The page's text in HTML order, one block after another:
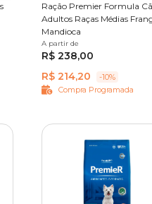
Ração Premier Formula
Adultos Raças Médias
Mandioca
15 kg
A partir de
R$ 238,00
R$ 214,20
-10%
Compra Programada